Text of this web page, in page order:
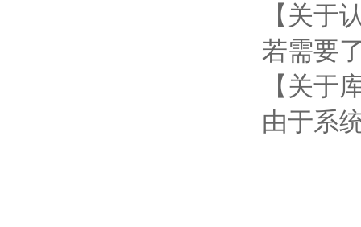
【关于
若需要
【关于
由于系